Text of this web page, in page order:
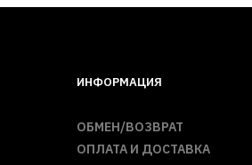
ИНФОРМАЦИЯ
ОБМЕН/ВОЗВРАТ
ОПЛАТА И ДОСТАВКА